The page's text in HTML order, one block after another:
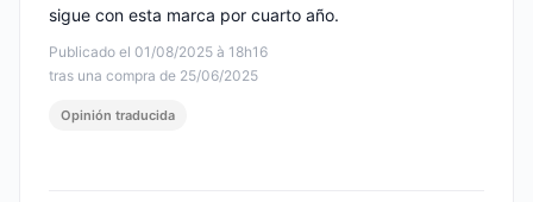
Publicado el 01/08/2025 à 18h16
tras una compra de 25/06/2025
sigue con esta marca por cuarto año.
Opinión traducida